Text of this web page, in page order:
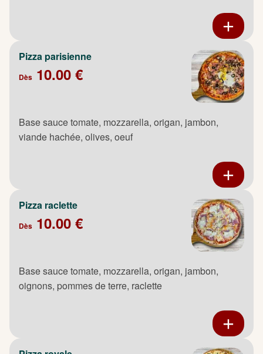
Pizza parisienne
Dès 10.00 €
Base sauce tomate, mozzarella, origan, jambon,
viande hachée, olives, oeuf
Pizza raclette
Dès 10.00 €
Base sauce tomate, mozzarella, origan, jambon,
oignons, pommes de terre, raclette